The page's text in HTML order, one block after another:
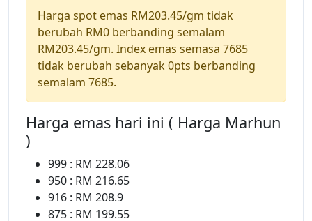
Harga spot emas RM203.45/gm tidak
berubah RM0 berbanding semalam
RM203.45/gm. Index emas semasa 7685
tidak berubah sebanyak 0pts berbanding
semalam 7685.
Harga emas hari ini ( Harga Marhun
)
999 : RM 228.06
950 : RM 216.65
916 : RM 208.9
875 : RM 199.55